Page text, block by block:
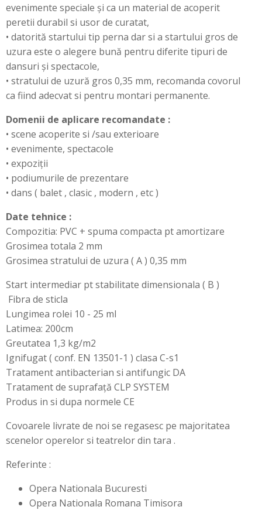
evenimente speciale și ca un material de acoperit
peretii durabil si usor de curatat,
• datorită startului tip perna dar si a startului gros de
uzura este o alegere bună pentru diferite tipuri de
dansuri și spectacole,
• stratului de uzură gros 0,35 mm, recomanda covorul
ca fiind adecvat si pentru montari permanente.
Domenii de aplicare recomandate :
• scene acoperite si /sau exterioare
• evenimente, spectacole
• expoziții
• podiumurile de prezentare
• dans ( balet , clasic , modern , etc )
Date tehnice :
Compozitia: PVC + spuma compacta pt amortizare
Grosimea totala 2 mm
Grosimea stratului de uzura ( A ) 0,35 mm
Start intermediar pt stabilitate dimensionala ( B )
Fibra de sticla
Lungimea rolei 10 - 25 ml
Latimea: 200cm
Greutatea 1,3 kg/m2
Ignifugat ( conf. EN 13501-1 ) clasa C-s1
Tratament antibacterian si antifungic DA
Tratament de suprafață CLP SYSTEM
Produs in si dupa normele CE
Covoarele livrate de noi se regasesc pe majoritatea
scenelor operelor si teatrelor din tara .
Referinte :
Opera Nationala Bucuresti
Opera Nationala Romana Timisora